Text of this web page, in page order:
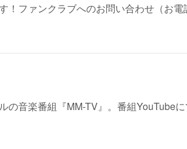
！ファンクラブへのお問い合わせ（お
の音楽番組『MM-TV』。番組YouTube